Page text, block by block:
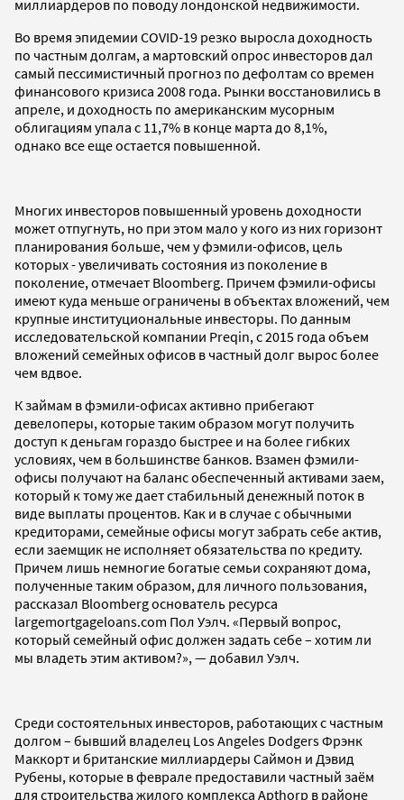
миллиардеров по поводу лондонской недвижимости.
Во время эпидемии COVID-19 резко выросла доходность
по частным долгам, а мартовский опрос инвесторов дал
самый пессимистичный прогноз по дефолтам со времен
финансового кризиса 2008 года. Рынки восстановились в
апреле, и доходность по американским мусорным
облигациям упала с 11,7% в конце марта до 8,1%,
однако все еще остается повышенной.
Многих инвесторов повышенный уровень доходности
может отпугнуть, но при этом мало у кого из них горизонт
планирования больше, чем у фэмили-офисов, цель
которых - увеличивать состояния из поколение в
поколение, отмечает Bloomberg. Причем фэмили-офисы
имеют куда меньше ограничены в объектах вложений, чем
крупные институциональные инвесторы. По данным
исследовательской компании Preqin, с 2015 года объем
вложений семейных офисов в частный долг вырос более
чем вдвое.
К займам в фэмили-офисах активно прибегают
девелоперы, которые таким образом могут получить
доступ к деньгам гораздо быстрее и на более гибких
условиях, чем в большинстве банков. Взамен фэмили-
офисы получают на баланс обеспеченный активами заем,
который к тому же дает стабильный денежный поток в
виде выплаты процентов. Как и в случае с обычными
кредиторами, семейные офисы могут забрать себе актив,
если заемщик не исполняет обязательства по кредиту.
Причем лишь немногие богатые семьи сохраняют дома,
полученные таким образом, для личного пользования,
рассказал Bloomberg основатель ресурса
largemortgageloans.com Пол Уэлч. «Первый вопрос,
который семейный офис должен задать себе – хотим ли
мы владеть этим активом?», — добавил Уэлч.
Среди состоятельных инвесторов, работающих с частным
долгом – бывший владелец Los Angeles Dodgers Фрэнк
Маккорт и британские миллиардеры Саймон и Дэвид
Рубены, которые в феврале предоставили частный заём
для строительства жилого комплекса Apthorp в районе